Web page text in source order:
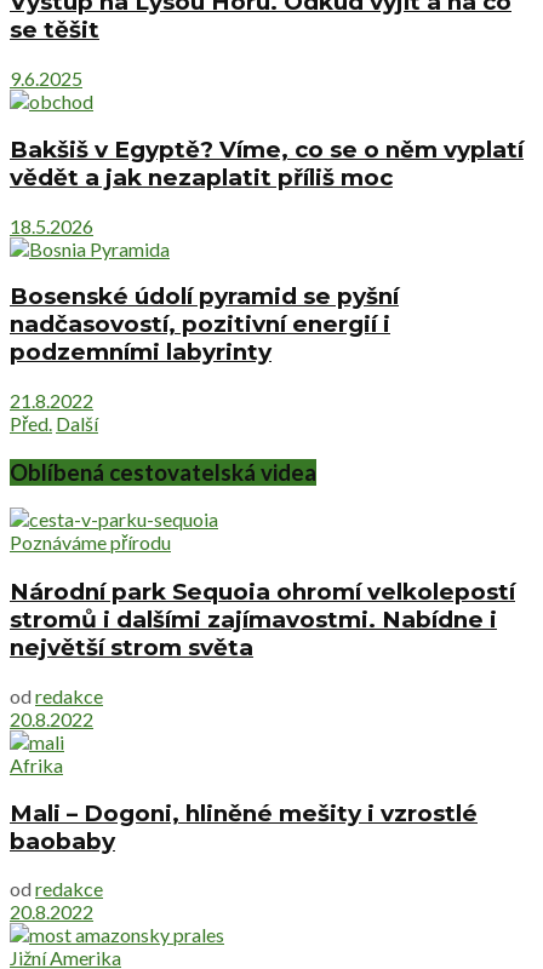
se těšit
9.6.2025
Bakšiš v Egyptě? Víme, co se o něm vyplatí
vědět a jak nezaplatit příliš moc
18.5.2026
Bosenské údolí pyramid se pyšní
nadčasovostí, pozitivní energií i
podzemními labyrinty
21.8.2022
Před. Další
Oblíbená cestovatelská videa
Poznáváme přírodu
Národní park Sequoia ohromí velkolepostí
stromů i dalšími zajímavostmi. Nabídne i
největší strom světa
od redakce
20.8.2022
Afrika
Mali – Dogoni, hliněné mešity i vzrostlé
baobaby
od redakce
20.8.2022
Jižní Amerika